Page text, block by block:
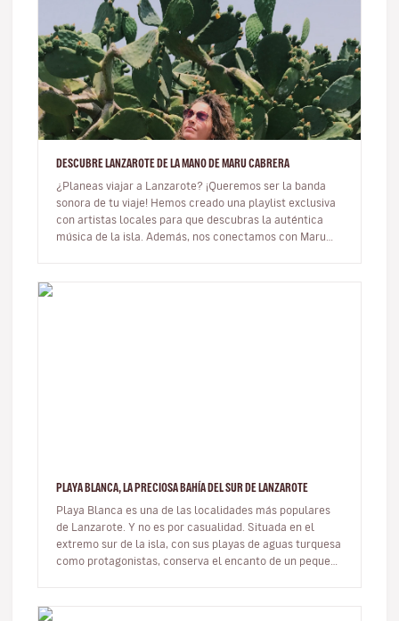
DESCUBRE LANZAROTE DE LA MANO DE MARU CABRERA
¿Planeas viajar a Lanzarote? ¡Queremos ser la banda
sonora de tu viaje! Hemos creado una playlist exclusiva
con artistas locales para que descubras la auténtica
música de la isla. Además, nos conectamos con Maru
PLAYA BLANCA, LA PRECIOSA BAHÍA DEL SUR DE LANZAROTE
Playa Blanca es una de las localidades más populares
de Lanzarote. Y no es por casualidad. Situada en el
extremo sur de la isla, con sus playas de aguas turquesa
como protagonistas, conserva el encanto de un pequeño